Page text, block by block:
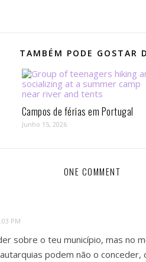
TAMBÉM PODE GOSTAR
Campos de férias em Portugal
Junho 15, 2026
ONE COMMENT
PM
sobre o teu município, mas no
podem não o conceder,